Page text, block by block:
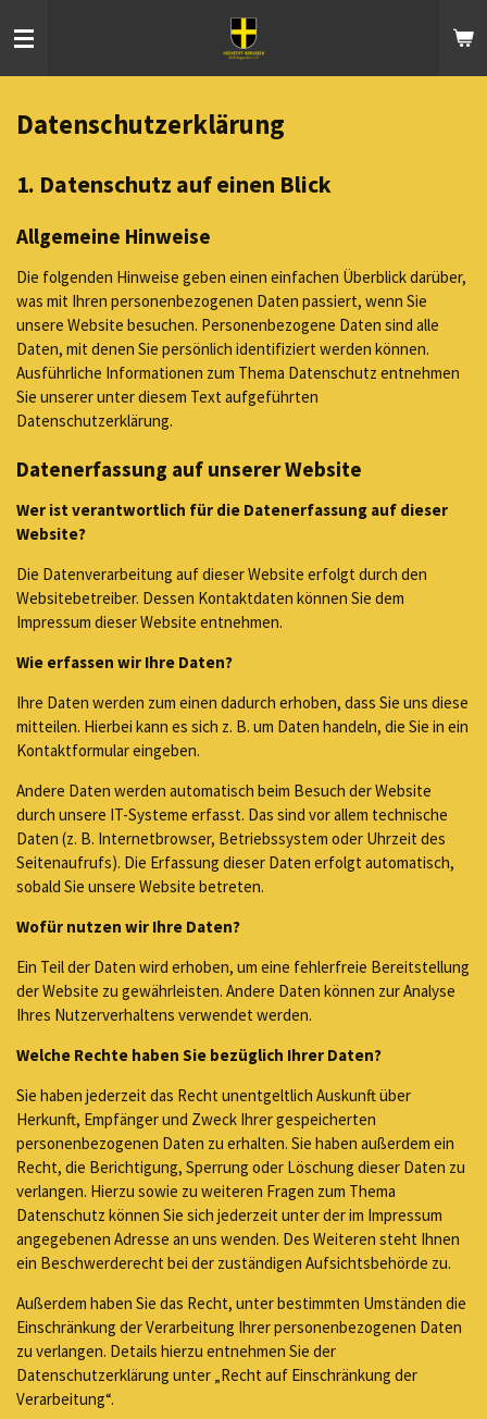
Hauptinhalt
Datenschutzerklärung
1. Datenschutz auf einen Blick
Allgemeine Hinweise
Die folgenden Hinweise geben einen einfachen Überblick darüber,
was mit Ihren personenbezogenen Daten passiert, wenn Sie
unsere Website besuchen. Personenbezogene Daten sind alle
Daten, mit denen Sie persönlich identifiziert werden können.
Ausführliche Informationen zum Thema Datenschutz entnehmen
Sie unserer unter diesem Text aufgeführten
Datenschutzerklärung.
Datenerfassung auf unserer Website
Wer ist verantwortlich für die Datenerfassung auf dieser
Website?
Die Datenverarbeitung auf dieser Website erfolgt durch den
Websitebetreiber. Dessen Kontaktdaten können Sie dem
Impressum dieser Website entnehmen.
Wie erfassen wir Ihre Daten?
Ihre Daten werden zum einen dadurch erhoben, dass Sie uns diese
mitteilen. Hierbei kann es sich z. B. um Daten handeln, die Sie in ein
Kontaktformular eingeben.
Andere Daten werden automatisch beim Besuch der Website
durch unsere IT-Systeme erfasst. Das sind vor allem technische
Daten (z. B. Internetbrowser, Betriebssystem oder Uhrzeit des
Seitenaufrufs). Die Erfassung dieser Daten erfolgt automatisch,
sobald Sie unsere Website betreten.
Wofür nutzen wir Ihre Daten?
Ein Teil der Daten wird erhoben, um eine fehlerfreie Bereitstellung
der Website zu gewährleisten. Andere Daten können zur Analyse
Ihres Nutzerverhaltens verwendet werden.
Welche Rechte haben Sie bezüglich Ihrer Daten?
Sie haben jederzeit das Recht unentgeltlich Auskunft über
Herkunft, Empfänger und Zweck Ihrer gespeicherten
personenbezogenen Daten zu erhalten. Sie haben außerdem ein
Recht, die Berichtigung, Sperrung oder Löschung dieser Daten zu
verlangen. Hierzu sowie zu weiteren Fragen zum Thema
Datenschutz können Sie sich jederzeit unter der im Impressum
angegebenen Adresse an uns wenden. Des Weiteren steht Ihnen
ein Beschwerderecht bei der zuständigen Aufsichtsbehörde zu.
Außerdem haben Sie das Recht, unter bestimmten Umständen die
Einschränkung der Verarbeitung Ihrer personenbezogenen Daten
zu verlangen. Details hierzu entnehmen Sie der
Datenschutzerklärung unter „Recht auf Einschränkung der
Verarbeitung“.